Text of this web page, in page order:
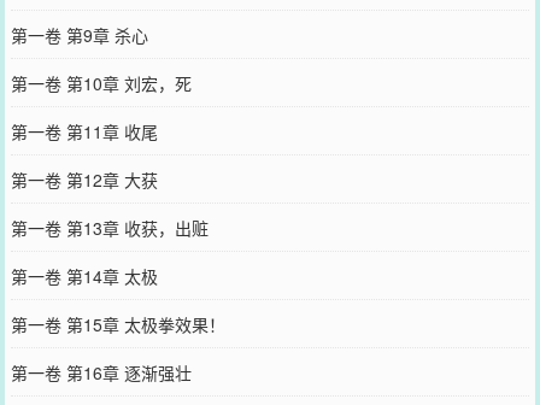
第一卷 第9章 杀心
第一卷 第10章 刘宏，死
第一卷 第11章 收尾
第一卷 第12章 大获
第一卷 第13章 收获，出赃
第一卷 第14章 太极
第一卷 第15章 太极拳效果！
第一卷 第16章 逐渐强壮